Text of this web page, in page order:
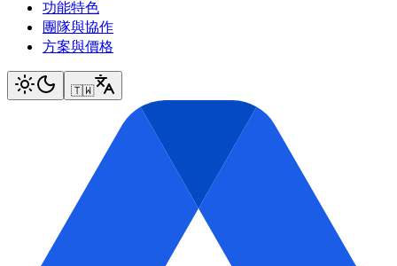
功能特色
團隊與協作
方案與價格
🇹🇼